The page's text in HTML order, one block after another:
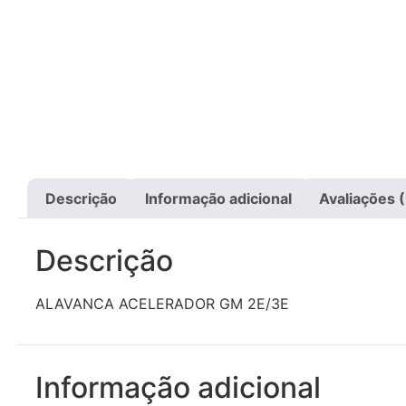
Descrição Informação adicional Avaliações
Descrição
ALAVANCA ACELERADOR GM 2E/3E
Informação adicional